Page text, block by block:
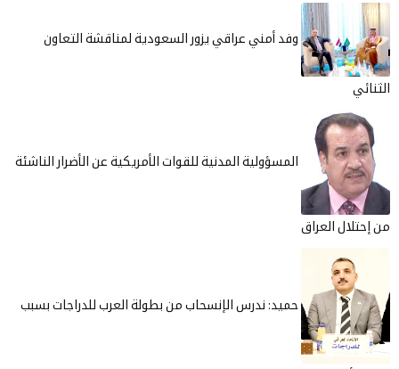
وفد أمني عراقي يزور السعودية لمناقشة التعاون
الثنائي
المسؤولية المدنية للقوات الأمريكية عن الأضرار الناشئة
من إحتلال العراق
حميد: ندرس الإنسحاب من بطولة العرب للدراجات بسبب